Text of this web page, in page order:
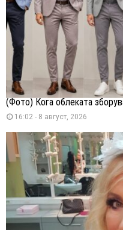
(Фото) Кога облеката
16:02 - 8 август, 2026